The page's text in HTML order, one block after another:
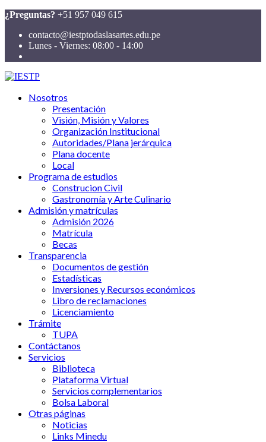
¿Preguntas? +51 957 049 615
contacto@iestptodaslasartes.edu.pe
Lunes - Viernes: 08:00 - 14:00
Nosotros
Presentación
Visión, Misión y Valores
Organización Institucional
Autoridades/Plana jerárquica
Plana docente
Local
Programa de estudios
Construcion Civil
Gastronomía y Arte Culinario
Admisión y matrículas
Admisión 2026
Matrícula
Becas
Transparencia
Documentos de gestión
Estadísticas
Inversiones y Recursos económicos
Libro de reclamaciones
Licenciamiento
Trámite
TUPA
Contáctanos
Servicios
Biblioteca
Plataforma Virtual
Servicios complementarios
Bolsa Laboral
Otras páginas
Noticias
Links Minedu